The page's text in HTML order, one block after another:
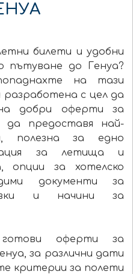
билети и удобни
пътуване до Генуа?
на тази
с цел да
добри оферти за
предоставя най-
полезна за едно
за летища и
опции за хотелско
документи за
и начини за
оферти за
за различни дати
критерии за полети